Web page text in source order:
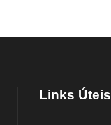
Links Úteis